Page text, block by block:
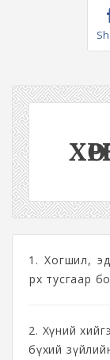
1. Хогшил, эд
өрх тусгаар
2. Хүний
бүхий